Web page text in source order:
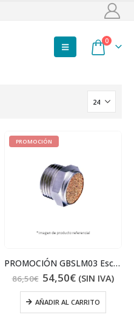
0
PROMOCIÓN
PROMOCIÓN GBSLM03 Escape 3/8
86,50€ 54,50€ (SIN IVA)
AÑADIR AL CARRITO